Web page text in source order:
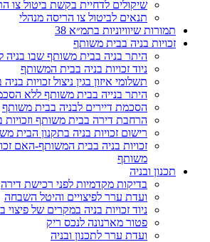
שיקולים לדחיית בקשת ביטול צו
תנאים לביטול צו הריסה מנהלי
תמורות שיוויוניות בתמ״א 38
זכויות בניה בבית משותף
היתר בניה בבית משותף שבו בניה
ניוד זכויות בניה בבית המשותף
תשלומי איזון בגין ניצול זכויות
היתר בנייה בבית משותף ללא
הסכמת דיירים לבניה בבית משותף
הרחבת דירה בבית משותף וזכויות
רישום זכויות בניה בתקנון הבית
זכויות בניה בבית המשותף-האם
משותף
תכנון ובניה
בדיקות מקדמיות לפני רכישת דירה
ועדת ערר לפיצויים והיטל השבחה
ניוד זכויות בניה במקרים של פיצוי
פטור מארנונה לנכס ריק
ועדת ערר לתכנון ובניה